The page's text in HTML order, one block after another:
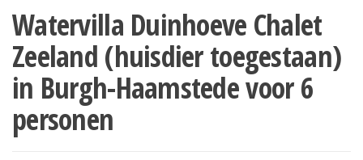
Watervilla Duinhoeve Chalet
Zeeland (huisdier toegestaan)
in Burgh-Haamstede voor 6
personen